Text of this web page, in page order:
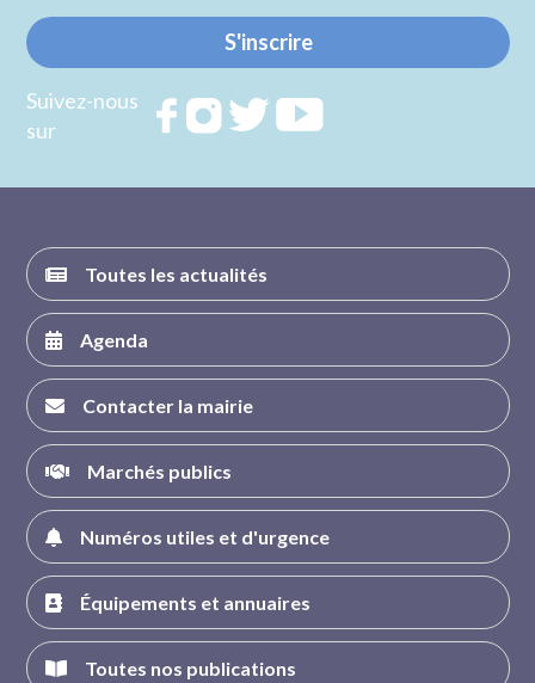
S'inscrire
Suivez-nous
sur
RejoignezRejoignezRejoignez
Toutes les actualités
Agenda
Contacter la mairie
Marchés publics
Numéros utiles et d'urgence
Équipements et annuaires
Toutes nos publications